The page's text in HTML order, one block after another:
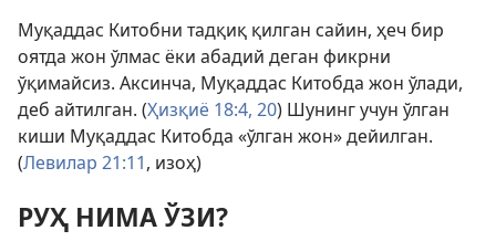
Муқаддас Китобни тадқиқ қилган сайин, ҳеч бир
оятда жон ўлмас ёки абадий деган фикрни
ўқимайсиз. Аксинча, Муқаддас Китобда жон ўлади,
деб айтилган. (Ҳизқиё 18:4, 20) Шунинг учун ўлган
киши Муқаддас Китобда «ўлган жон» дейилган.
(Левилар 21:11, изоҳ)
РУҲ НИМА ЎЗИ?